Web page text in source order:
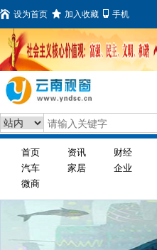
设为首页 加入收藏 手机
首页 资讯 财经
汽车
家居 企业
微商